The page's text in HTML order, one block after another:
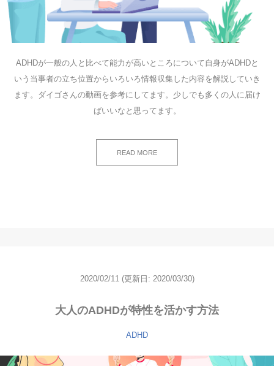
ADHDが一般の人と比べて能力が高いところについて自身がADHDと
いう当事者の立ち位置からいろいろ情報収集した内容を解説していき
ます。ダイゴさんの動画を参考にしてます。少しでも多くの人に届け
ばいいなと思ってます。
READ MORE
2020/02/11 (更新日: 2020/03/30)
大人のADHDが特性を活かす方法
ADHD